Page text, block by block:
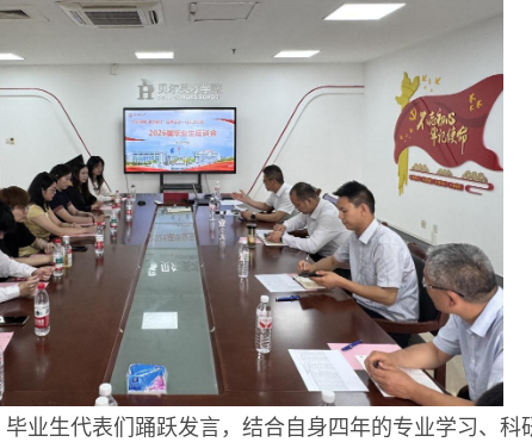
业生代表们踊跃发言，结合自身四年的专业学习、